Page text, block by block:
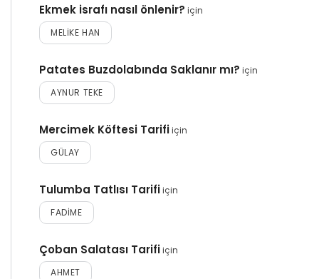
Ekmek israfı nasıl önlenir? için
MELIKE HAN
Patates Buzdolabında Saklanır mı? için
AYNUR TEKE
Mercimek Köftesi Tarifiiçin
GÜLAY
Tulumba Tatlısı Tarifiiçin
FADIME
Çoban Salatası Tarifiiçin
AHMET